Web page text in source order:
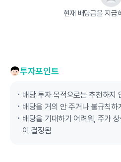
현재 배당금을 지급
투자포인트
배당 투자 목적으로는 추천하지
배당을 거의 안 주거나 불규칙하
배당을 기대하기 어려워, 주가
이 결정됨